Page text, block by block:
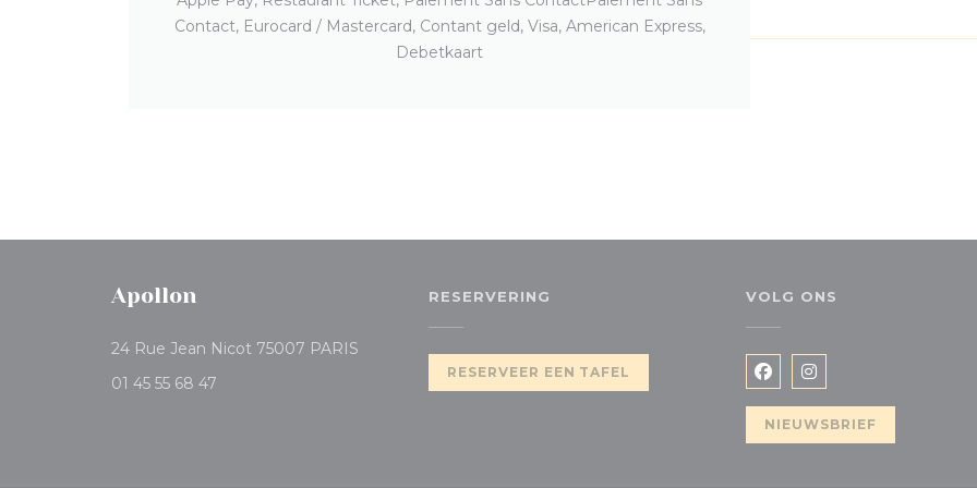
Contact, Eurocard / Mastercard, Contant geld, Visa, American Express,
Debetkaart
Apollon
24 Rue Jean Nicot 75007 PARIS
01 45 55 68 47
RESERVERING
RESERVEER EEN TAFEL
VOLG ONS
Facebook ((opent in
Instagram ((opent
NIEUWSBRIEF